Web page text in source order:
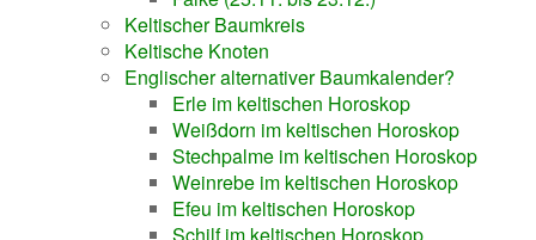
Keltischer Baumkreis
Keltische Knoten
Englischer alternativer Baumkalender?
Erle im keltischen Horoskop
Weißdorn im keltischen Horoskop
Stechpalme im keltischen Horoskop
Weinrebe im keltischen Horoskop
Efeu im keltischen Horoskop
Schilf im keltischen Horoskop